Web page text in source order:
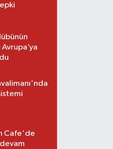
Cafe'de